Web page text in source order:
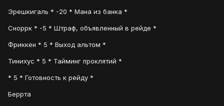
Эрешкигаль * -20 * Мана из банка *
Сноррк * -5 * Штраф, объявленный в рейде *
Фриккен * 5 * Выход альтом *
Тинихус * 5 * Тайминг проклятий *
* 5 * Готовность к рейду *
Беррта